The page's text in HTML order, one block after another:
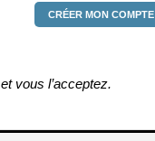
CRÉER MON COMPTE
et vous l’acceptez.